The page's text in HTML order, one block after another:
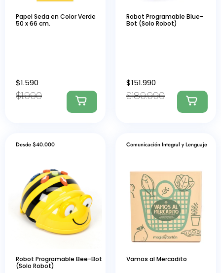
Papel Seda en Color Verde
50 x 66 cm.
$1.990
$1.590
Robot Programable Blue-
Bot (Solo Robot)
$189.990
$151.990
Desde $40.000
Robot Programable Bee-Bot
(Solo Robot)
Comunicación Integral y Lenguaje
Vamos al Mercadito